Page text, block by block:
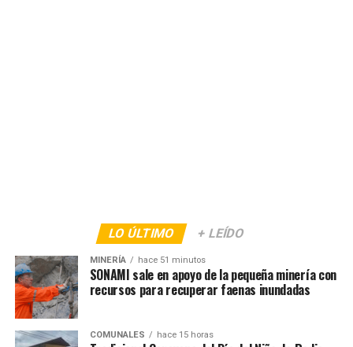
LO ÚLTIMO + LEÍDO
MINERÍA hace 51 minutos
SONAMI sale en apoyo de la pequeña minería con
recursos para recuperar faenas inundadas
COMUNALES hace 15 horas